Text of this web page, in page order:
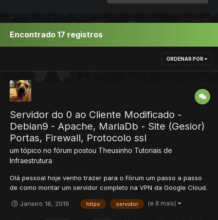
Encontrado 17 registros
ORDENAR POR
Servidor do 0 ao Cliente Modificado -
Debian9 - Apache, MariaDb - Site (Gesior)
Portas, Firewall, Protocolo ssl
um tópico no fórum postou Theusinho Tutoriais de
Infraestrutura
Olá pessoal hoje venho trazer para o Fórum um passo a passo
de como montar um servidor completo na VPN da Google Cloud.
Rede e Domínio (Endereço de IP Externo, DNS e Firewall) Acesse
Janeiro 18, 2019 https servidor (e 8 mais)